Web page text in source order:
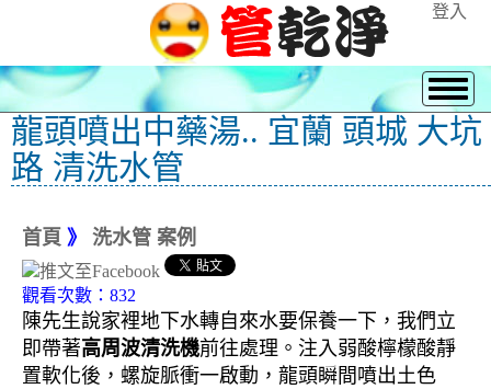
登入
龍頭噴出中藥湯.. 宜蘭 頭城 大坑
路 清洗水管
首頁 》 洗水管 案例
觀看次數：832
陳先生說家裡地下水轉自來水要保養一下，我們立
即帶著高周波清洗機前往處理。注入弱酸檸檬酸靜
置軟化後，螺旋脈衝一啟動，龍頭瞬間噴出土色